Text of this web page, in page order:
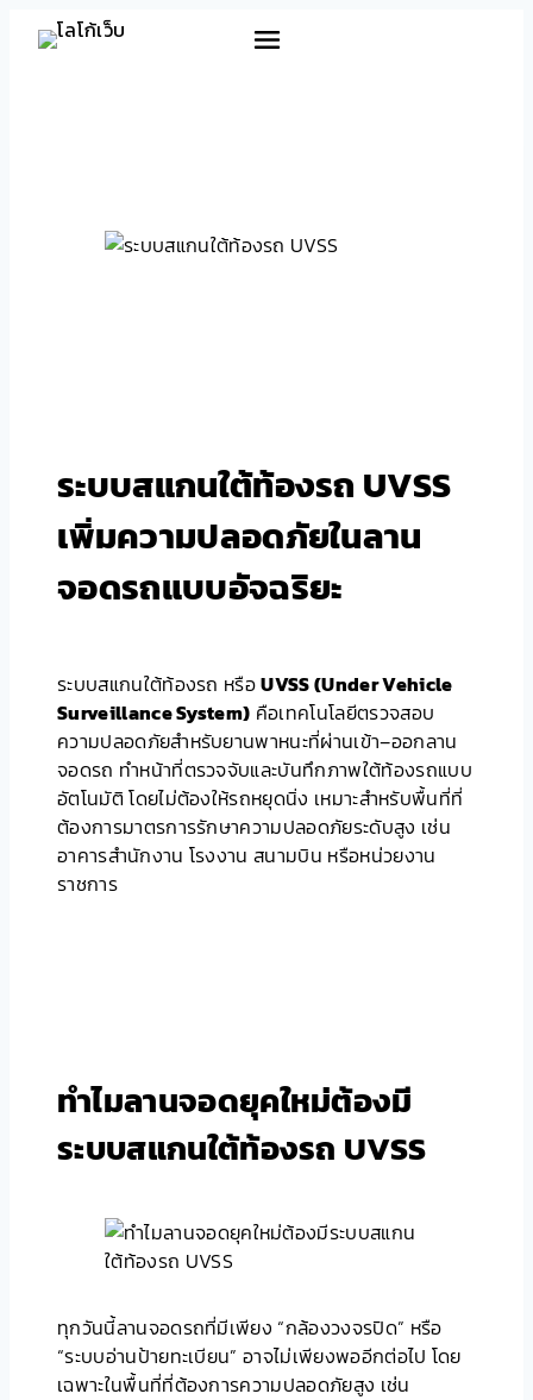
Skip
ระบบสแกนใต้ท้องรถ UVSS
เพิ่มความปลอดภัยในลาน
จอดรถแบบอัจฉริยะ
ระบบสแกนใต้ท้องรถ หรือUVSS (Under Vehicle
Surveillance System) คือเทคโนโลยีตรวจสอบ
ความปลอดภัยสำหรับยานพาหนะที่ผ่านเข้า–ออกลาน
จอดรถ ทำหน้าที่ตรวจจับและบันทึกภาพใต้ท้องรถแบบ
อัตโนมัติ โดยไม่ต้องให้รถหยุดนิ่ง เหมาะสำหรับพื้นที่ที่
ต้องการมาตรการรักษาความปลอดภัยระดับสูง เช่น
อาคารสำนักงาน โรงงาน สนามบิน หรือหน่วยงาน
ราชการ
ทำไมลานจอดยุคใหม่ต้องมี
ระบบสแกนใต้ท้องรถ UVSS
ทุกวันนี้ลานจอดรถที่มีเพียง “กล้องวงจรปิด” หรือ
“ระบบอ่านป้ายทะเบียน” อาจไม่เพียงพออีกต่อไป โดย
เฉพาะในพื้นที่ที่ต้องการความปลอดภัยสูง เช่น